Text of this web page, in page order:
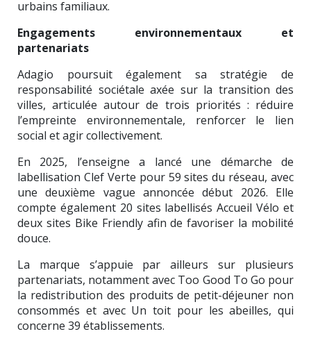
urbains familiaux.
Engagements environnementaux et
partenariats
Adagio poursuit également sa stratégie de
responsabilité sociétale axée sur la transition des
villes, articulée autour de trois priorités : réduire
l’empreinte environnementale, renforcer le lien
social et agir collectivement.
En 2025, l’enseigne a lancé une démarche de
labellisation Clef Verte pour 59 sites du réseau, avec
une deuxième vague annoncée début 2026. Elle
compte également 20 sites labellisés Accueil Vélo et
deux sites Bike Friendly afin de favoriser la mobilité
douce.
La marque s’appuie par ailleurs sur plusieurs
partenariats, notamment avec Too Good To Go pour
la redistribution des produits de petit-déjeuner non
consommés et avec Un toit pour les abeilles, qui
concerne 39 établissements.